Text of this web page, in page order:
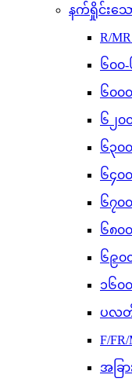
နက်ရှိုင်းသ
R/
၆၀၀-
၆၀၀
၆၂၀
၆၃၀
၆၄၀
၆၇၀
၆၈၀
၆၉၀
၁၆၀
ပလတ်
F/
အခြာ